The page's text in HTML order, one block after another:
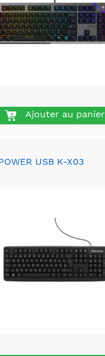
Ajouter au panier
USB K-X03